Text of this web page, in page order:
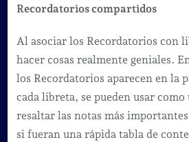
Recordatorios compartidos
Al asociar los Recordatorios con
hacer cosas realmente geniales.
los Recordatorios aparecen en la
cada libreta, se pueden usar
resaltar las notas más
si fueran una rápida tabla de